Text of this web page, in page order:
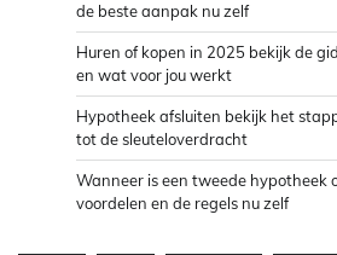
de beste aanpak nu zelf
Huren of kopen in 2025 bekijk de
en wat voor jou werkt
Hypotheek afsluiten bekijk het
tot de sleuteloverdracht
Wanneer is een tweede hypotheek
voordelen en de regels nu zelf